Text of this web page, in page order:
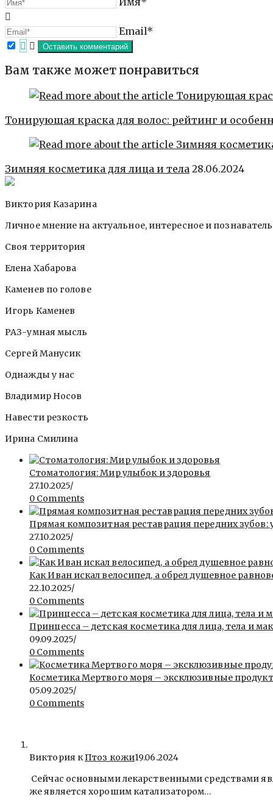
Email*
Вам также может понравиться
Тонирующая краска для волос: рейтинг и
Зимняя косметика для лица и тела 28.06.2024
Виктория Казарина
Личное мнение на актуальное, интересное и
Своя территория
Елена Хабарова
Каменев по голове
Игорь Каменев
РАЗ-умная мысль
Сергей Манусик
Однажды у нас
Владимир Носов
Навести резкость
Ирина Смилина
Стоматология: Мир улыбок и здоровья
27.10.2025/
0 Comments
Прямая композитная реставрация передних зубов:
27.10.2025/
0 Comments
Как Иван искал велосипед, а обрел душевное
22.10.2025/
0 Comments
Принцесса – детская косметика для лица, тела и
09.09.2025/
0 Comments
Косметика Мертвого моря – эксклюзивные
05.09.2025/
0 Comments
Виктория кПтоз кожи19.06.2024
Сейчас основными лекарственными средствами
же является хорошим катализатором…